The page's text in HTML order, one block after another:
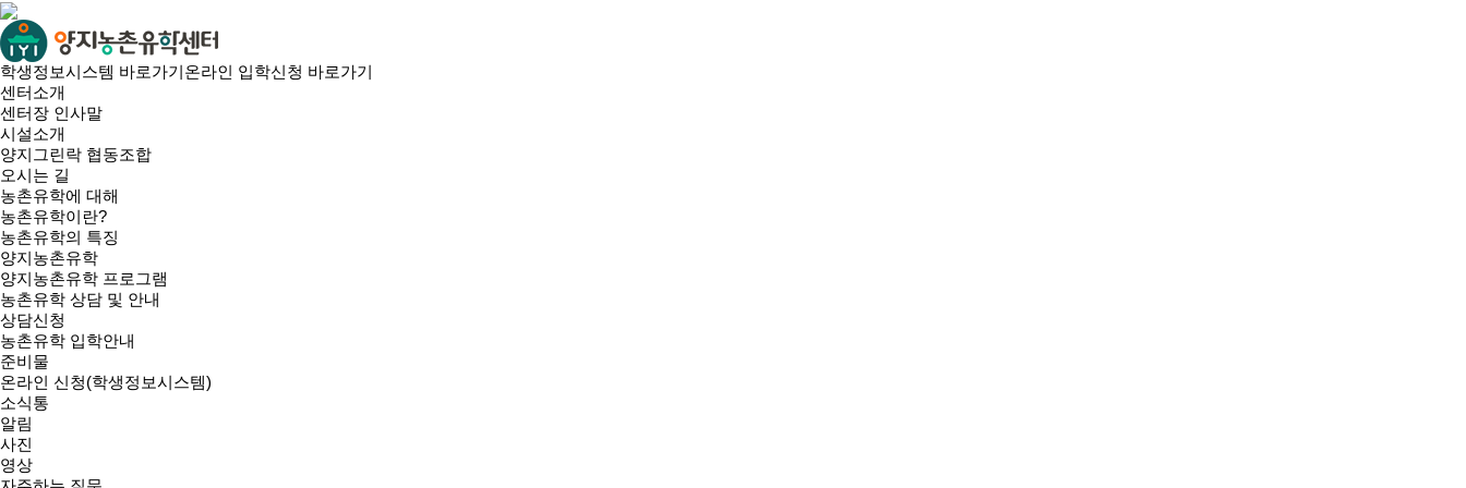
학생정보시스템 바로가기온라인 입학신청 바로가기
센터소개
센터장 인사말
시설소개
양지그린락 협동조합
오시는 길
농촌유학에 대해
농촌유학이란?
농촌유학의 특징
양지농촌유학
양지농촌유학 프로그램
농촌유학 상담 및 안내
상담신청
농촌유학 입학안내
준비물
온라인 신청(학생정보시스템)
소식통
알림
사진
영상